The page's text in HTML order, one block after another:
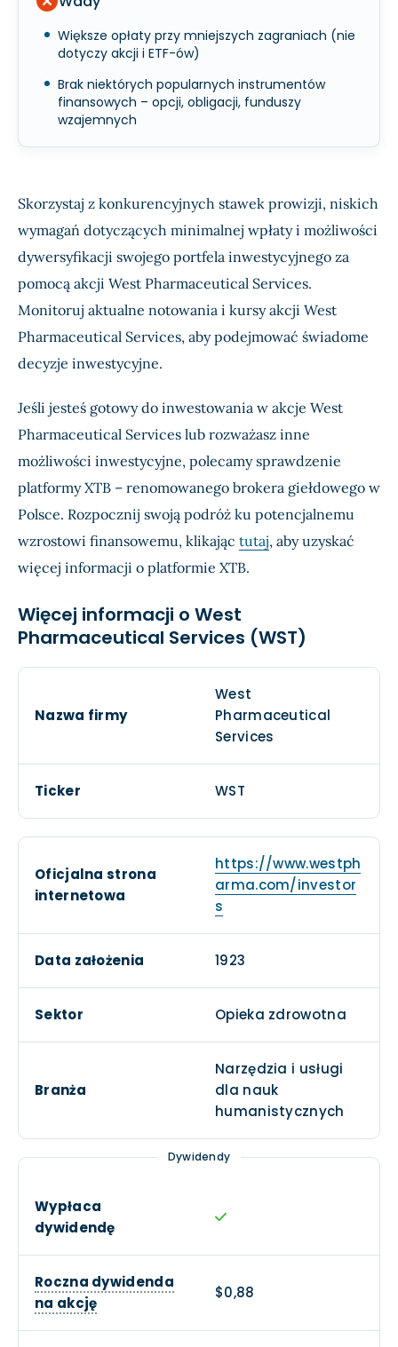
Większe opłaty przy mniejszych zagraniach (nie
dotyczy akcji i ETF-ów)
Brak niektórych popularnych instrumentów
finansowych – opcji, obligacji, funduszy
wzajemnych
Skorzystaj z konkurencyjnych stawek prowizji, niskich
wymagań dotyczących minimalnej wpłaty i możliwości
dywersyfikacji swojego portfela inwestycyjnego za
pomocą akcji West Pharmaceutical Services.
Monitoruj aktualne notowania i kursy akcji West
Pharmaceutical Services, aby podejmować świadome
decyzje inwestycyjne.
Jeśli jesteś gotowy do inwestowania w akcje West
Pharmaceutical Services lub rozważasz inne
możliwości inwestycyjne, polecamy sprawdzenie
platformy XTB – renomowanego brokera giełdowego w
Polsce. Rozpocznij swoją podróż ku potencjalnemu
wzrostowi finansowemu, klikając tutaj, aby uzyskać
więcej informacji o platformie XTB.
Więcej informacji o West
Pharmaceutical Services (WST)
Nazwa firmy
West
Pharmaceutical
Services
Ticker WST
Oficjalna strona
internetowa
https://www.westph
arma.com/investor
s
Data założenia 1923
Sektor Opieka zdrowotna
Branża
Narzędzia i usługi
dla nauk
humanistycznych
Dywidendy
Wypłaca
dywidendę
Roczna dywidenda
na akcję
$0,88